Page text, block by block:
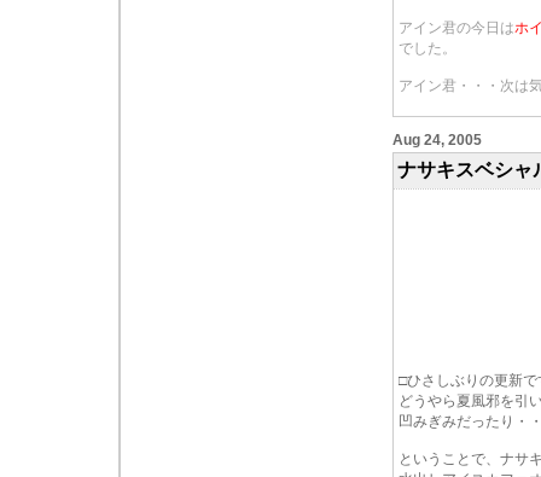
アイン君の今日はホ
でした。
アイン君・・・次は
Aug 24, 2005
ナサキスベシャ
□ひさしぶりの更新で
どうやら夏風邪を引
凹みぎみだったり・
ということで、ナサ